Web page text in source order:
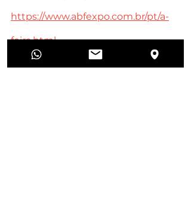
https://www.abfexpo.com.br/pt/a-
feira.html